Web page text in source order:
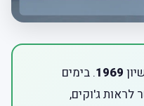
1969. בימים
ג'וקים,